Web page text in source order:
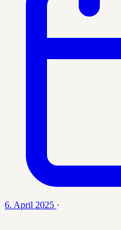
6. April 2025 ·